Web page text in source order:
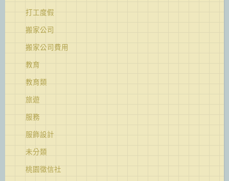
打工度假
搬家公司
搬家公司費用
教育
教育類
旅遊
服務
服飾設計
未分類
桃園徵信社